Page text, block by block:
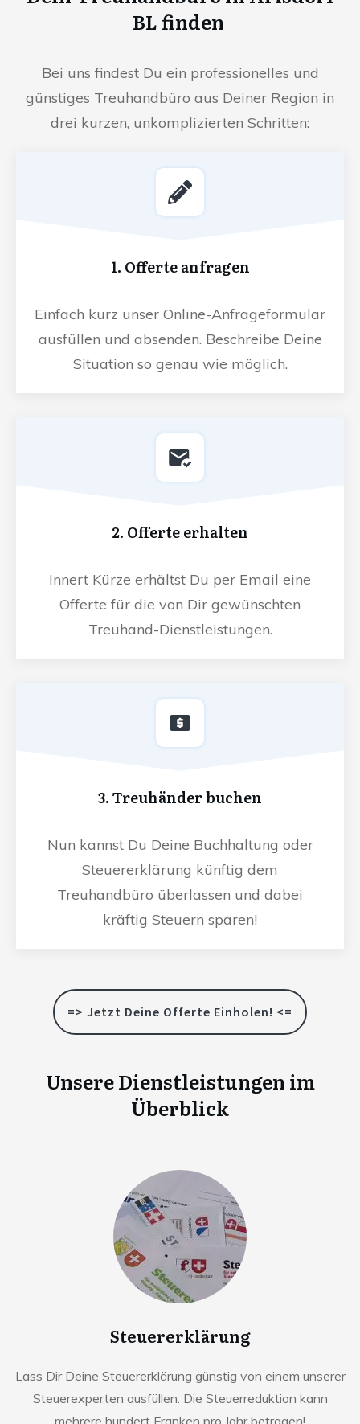
BL finden
Bei uns findest Du ein professionelles und
günstiges Treuhandbüro aus Deiner Region in
drei kurzen, unkomplizierten Schritten:
1. Offerte anfragen
Einfach kurz unser Online-Anfrageformular
ausfüllen und absenden. Beschreibe Deine
Situation so genau wie möglich.
2. Offerte erhalten
Innert Kürze erhältst Du per Email eine
Offerte für die von Dir gewünschten
Treuhand-Dienstleistungen.
3. Treuhänder buchen
Nun kannst Du Deine Buchhaltung oder
Steuererklärung künftig dem
Treuhandbüro überlassen und dabei
kräftig Steuern sparen!
=> Jetzt Deine Offerte Einholen! <=
Unsere Dienstleistungen im
Überblick
Steuererklärung
Lass Dir Deine Steuererklärung günstig von einem unserer
Steuerexperten ausfüllen. Die Steuerreduktion kann
mehrere hundert Franken pro Jahr betragen!